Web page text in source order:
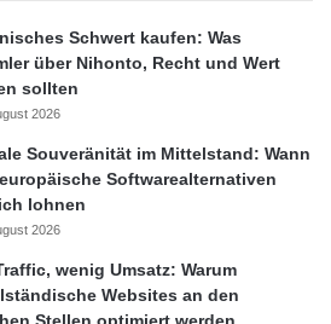
Schwert kaufen: Was
über Nihonto, Recht und Wert
sollten
2026
Souveränität im Mittelstand: Wann
Softwarealternativen
lohnen
2026
wenig Umsatz: Warum
Websites an den